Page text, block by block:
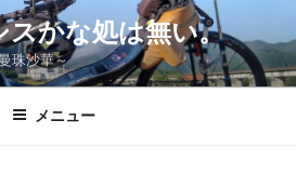
スかな処は無い。
珠沙華～
メニュー